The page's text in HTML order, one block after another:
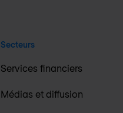
Secteurs
Services financiers
Médias et diffusion